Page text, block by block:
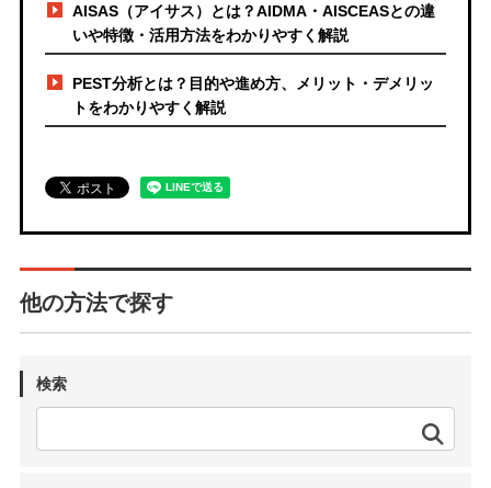
AISAS（アイサス）とは？AIDMA・AISCEASとの違
いや特徴・活用方法をわかりやすく解説
PEST分析とは？目的や進め方、メリット・デメリッ
トをわかりやすく解説
他の方法で探す
検索